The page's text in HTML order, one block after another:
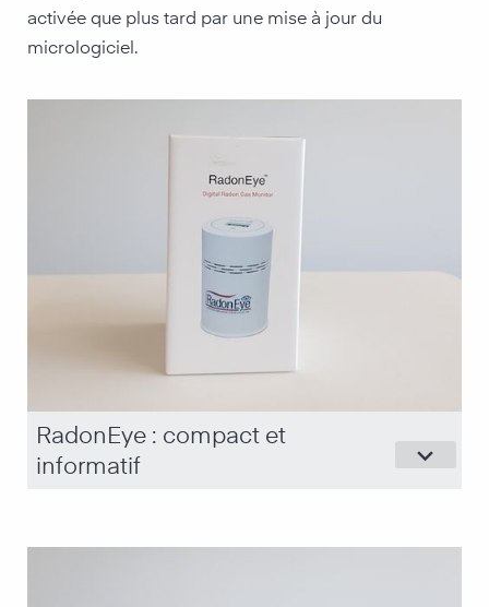
activée que plus tard par une mise à jour du
micrologiciel.
RadonEye : compact et
informatif
keyboard_arrow_down
- Connexion Bluetooth